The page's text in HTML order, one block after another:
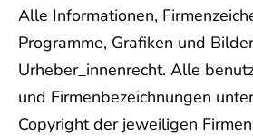
Alle Informationen,
Programme, Grafiken und
Urheber_innenrecht. Alle
und Firmenbezeichnungen
Copyright der jeweiligen